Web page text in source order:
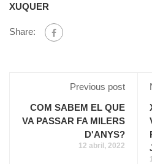
XUQUER
Share:
Previous post
COM SABEM EL QUE
VA PASSAR FA MILERS
D'ANYS?
12 abril, 2022